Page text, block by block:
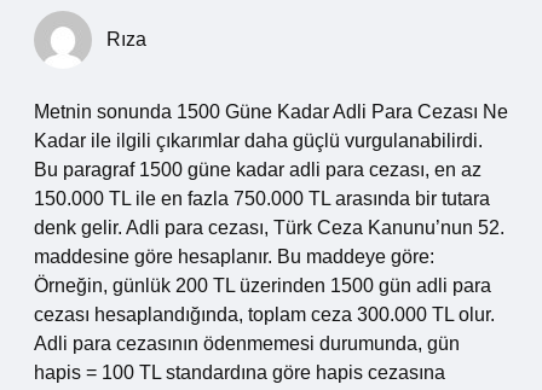
Rıza
Metnin sonunda 1500 Güne Kadar Adli Para Cezası Ne
Kadar ile ilgili çıkarımlar daha güçlü vurgulanabilirdi.
Bu paragraf 1500 güne kadar adli para cezası, en az
150.000 TL ile en fazla 750.000 TL arasında bir tutara
denk gelir. Adli para cezası, Türk Ceza Kanunu’nun 52.
maddesine göre hesaplanır. Bu maddeye göre:
Örneğin, günlük 200 TL üzerinden 1500 gün adli para
cezası hesaplandığında, toplam ceza 300.000 TL olur.
Adli para cezasının ödenmemesi durumunda, gün
hapis = 100 TL standardına göre hapis cezasına